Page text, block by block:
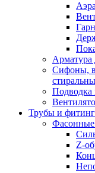
Арматура
Сифоны,
Подводка
Трубы и
Фасонные
Z-